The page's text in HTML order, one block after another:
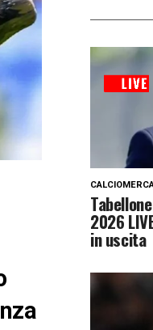
2026
in uscita